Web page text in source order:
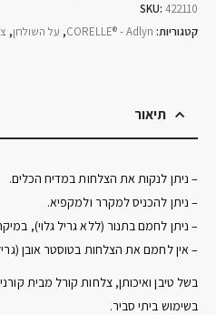
SKU: 422110
קטגוריות: CORELLE® - Adlyn
, על השולחן,
תיאור
– ניתן לנקות את הצלחות במדיח הכלים.
– ניתן להכניס למקרר ולמקפיא.
– ניתן לחמם בתנור (ללא גריל גלוי),
– אין לחמם את הצלחות בטוסטר אובן (גריל
בשימוש ביתי סביר.